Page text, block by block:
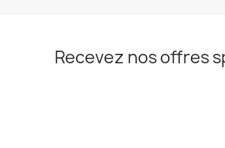
Recevez nos offres